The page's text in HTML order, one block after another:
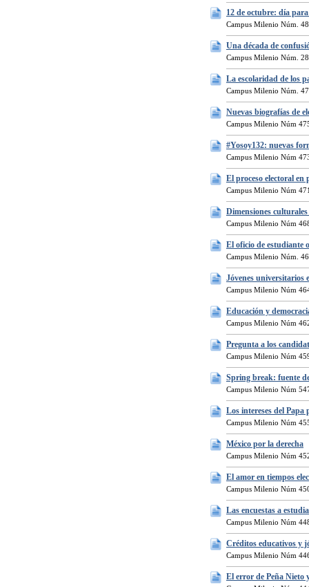
12 de octubre: día
Campus Milenio Núm.
Una década de
Campus Milenio Núm.
La escolaridad de los
Campus Milenio Núm.
Nuevas biografías de
Campus Milenio Núm
#Yosoy132: nuevas
Campus Milenio Núm
El proceso electoral en
Campus Milenio Núm
Dimensiones
Campus Milenio Núm
El oficio de estudiante
Campus Milenio Núm.
Jóvenes universitarios
Campus Milenio Núm
Educación y
Campus Milenio Núm
Pregunta a los
Campus Milenio Núm
Spring break: fuente
Campus Milenio Núm
Los intereses del
Campus Milenio Núm
México por la derecha
Campus Milenio Núm
El amor en tiempos
Campus Milenio Núm
Las encuestas a
Campus Milenio Núm
Créditos educativos y
Campus Milenio Núm
El error de Peña Nieto